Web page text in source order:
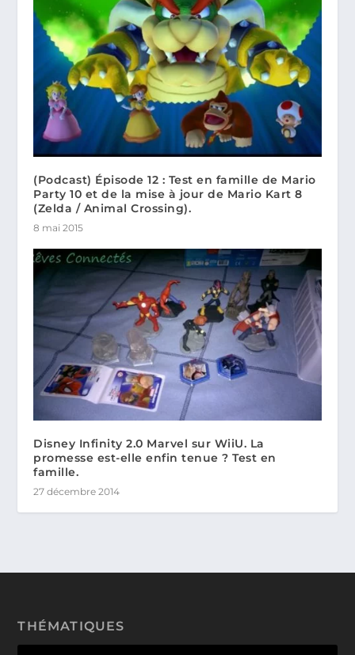
(Podcast) Épisode 12 : Test en famille de Mario
Party 10 et de la mise à jour de Mario Kart 8
(Zelda / Animal Crossing).
8 mai 2015
Disney Infinity 2.0 Marvel sur WiiU. La
promesse est-elle enfin tenue ? Test en
famille.
27 décembre 2014
THÉMATIQUES